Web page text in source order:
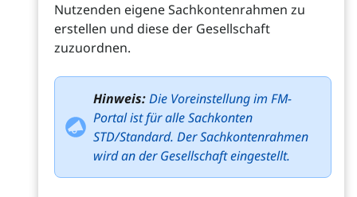
Nutzenden eigene Sachkontenrahmen zu
erstellen und diese der Gesellschaft
zuzuordnen.
Hinweis:Die Voreinstellung im FM-
Portal ist für alle Sachkonten
STD/Standard. Der Sachkontenrahmen
wird an der Gesellschaft eingestellt.